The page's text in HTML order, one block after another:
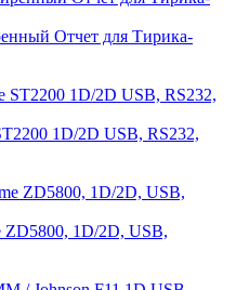
Отчет для Тирика-
1D/2D USB, RS232,
ZD5800, 1D/2D, USB,